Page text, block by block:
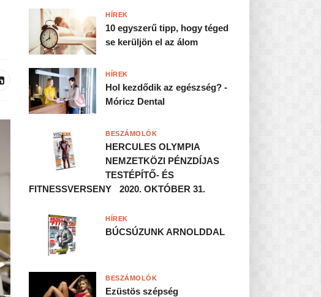
10 egyszerű tipp, hogy téged
se kerüljön el az álom
HÍREK
Hol kezdődik az egészség? -
Móricz Dental
HÍREK
HERCULES OLYMPIA
NEMZETKÖZI PÉNZDÍJAS
TESTÉPÍTŐ- ÉS
FITNESSVERSENY 2020. OKTÓBER 31.
BESZÁMOLÓK
BÚCSÚZUNK ARNOLDDAL
HÍREK
Ezüstös szépség
BESZÁMOLÓK